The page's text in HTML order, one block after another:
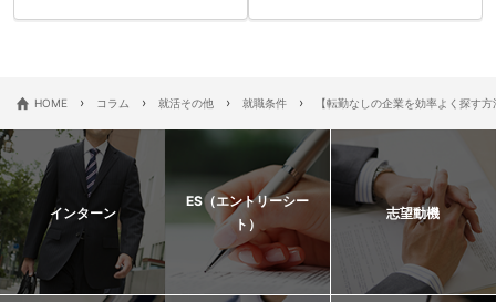
HOME › コラム › 就活その他 › 就職条件 › 【転勤なしの企業を効率よく探す
インターン
ES（エントリーシー
ト）
志望動機